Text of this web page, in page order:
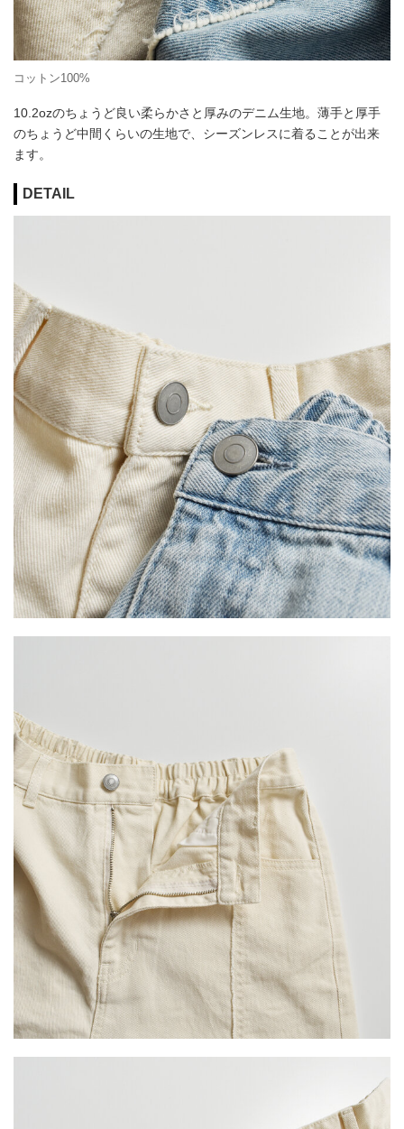
コットン100%
10.2ozのちょうど良い柔らかさと厚みのデニム生地。薄手と厚手
のちょうど中間くらいの生地で、シーズンレスに着ることが出来
ます。
DETAIL